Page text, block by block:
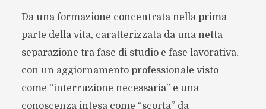
Da una formazione concentrata nella prima
parte della vita, caratterizzata da una netta
separazione tra fase di studio e fase lavorativa,
con un aggiornamento professionale visto
come “interruzione necessaria” e una
conoscenza intesa come “scorta” da